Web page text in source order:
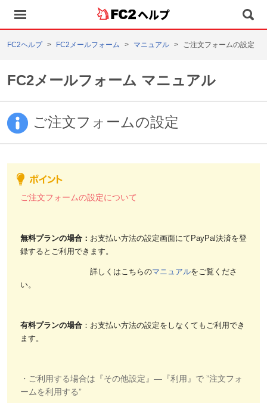
ヘルプ
FC2ヘルプ FC2メールフォーム マニュアル ご注文フォームの設定
FC2メールフォーム マニュアル
ご注文フォームの設定
ご注文フォームの設定について
無料プランの場合： お支払い方法の設定画面にてPayPal決済を登
録するとご利用できます。
詳しくはこちらのマニュアルをご覧くださ
い。
有料プランの場合 ： お支払い方法の設定をしなくてもご利用でき
ます。
・ご利用する場合は『その他設定』―『利用』で ”注文フォ
ームを利用する”